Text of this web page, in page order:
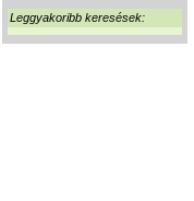
Leggyakoribb keresések: